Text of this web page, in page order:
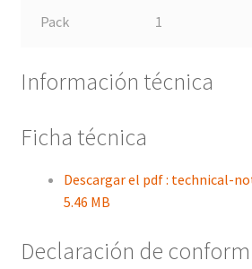
Pack 1
Información técnica
Ficha técnica
Descargar el pdf : technical-
5.46 MB
Declaración de